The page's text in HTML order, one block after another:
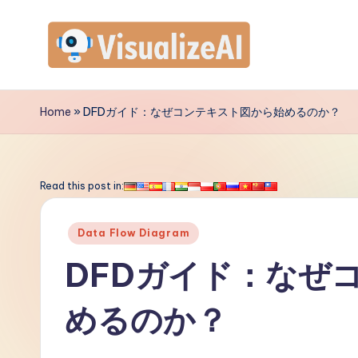
contentV
is
a
A
Home »DFDガイド：なぜコンテキスト図から始めるのか？
Read this post in:
Posted
Data Flow Diagram
DFDガイド：なぜ
めるのか？